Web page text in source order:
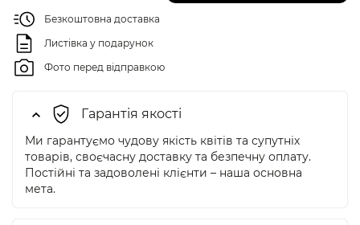
Безкоштовна доставка
Листівка у подарунок
Фото перед відправкою
Гарантія якості
Ми гарантуємо чудову якість квітів та супутніх
товарів, своєчасну доставку та безпечну оплату.
Постійні та задоволені клієнти – наша основна
мета.